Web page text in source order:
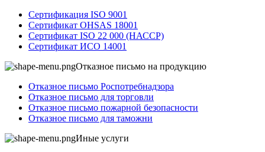
Сертификация ISO 9001
Сертификат OHSAS 18001
Сертификат ISO 22 000 (НАССР)
Сертификат ИСО 14001
Отказное письмо на продукцию
Отказное письмо Роспотребнадзора
Отказное письмо для торговли
Отказное письмо пожарной безопасности
Отказное письмо для таможни
Иные услуги